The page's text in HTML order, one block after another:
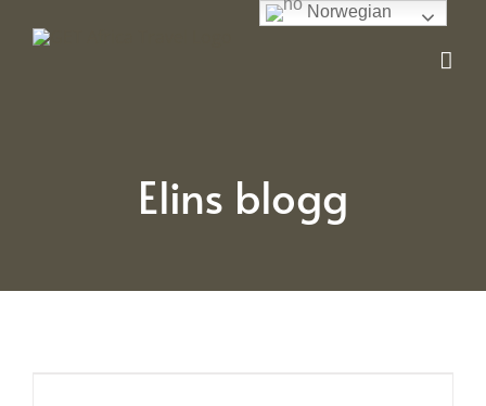
Elins blogg
Norwegian